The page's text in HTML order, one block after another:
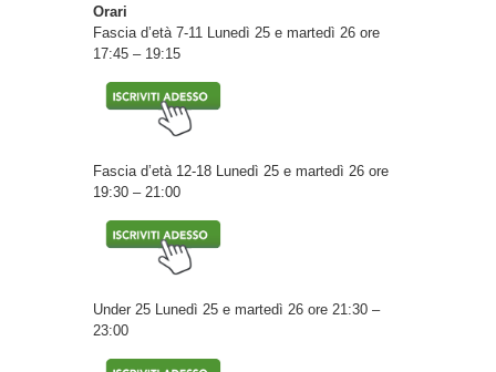
Orari
Fascia d’età 7-11 Lunedì 25 e martedì 26 ore
17:45 – 19:15
Fascia d’età 12-18 Lunedì 25 e martedì 26 ore
19:30 – 21:00
Under 25 Lunedì 25 e martedì 26 ore 21:30 –
23:00